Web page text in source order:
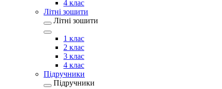
4 клас
Літні зошити
Літні зошити
1 клас
2 клас
3 клас
4 клас
Підручники
Підручники